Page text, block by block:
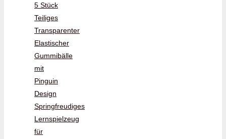
5 Stück
Teiliges
Transparenter
Elastischer
Gummibälle
mit
Pinguin
Design
Springfreudiges
Lernspielzeug
für